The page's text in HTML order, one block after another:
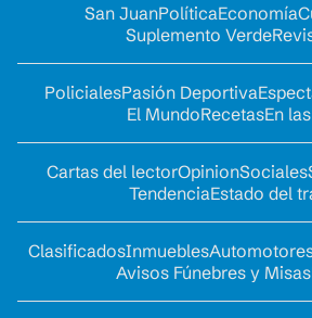
San JuanPolíticaEconomía
Suplemento Verde
PolicialesPasión Deportiva
El MundoRecetasEn
Cartas del lectorOpinionSociales
TendenciaEstado del
ClasificadosInmuebles
Avisos Fúnebres y Misas